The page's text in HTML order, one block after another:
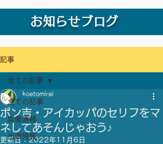
お知らせブログ
記事
全ての記事
開催情報
出演情報
全ての記事
ポン吉・アイカッパのセリフをマ
ネしてあそんじゃおう♪
koetomirai
更新日：2022年11月6日